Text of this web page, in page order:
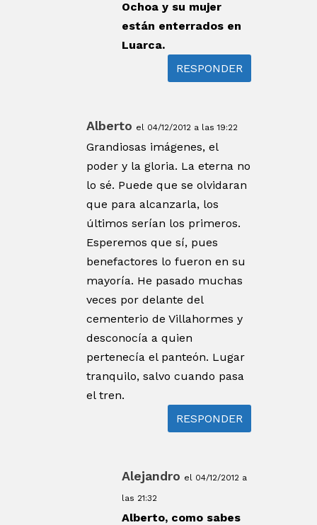
Ochoa y su mujer
están enterrados en
Luarca.
RESPONDER
Alberto el 04/12/2012 a las 19:22
Grandiosas imágenes, el
poder y la gloria. La eterna no
lo sé. Puede que se olvidaran
que para alcanzarla, los
últimos serían los primeros.
Esperemos que sí, pues
benefactores lo fueron en su
mayoría. He pasado muchas
veces por delante del
cementerio de Villahormes y
desconocía a quien
pertenecía el panteón. Lugar
tranquilo, salvo cuando pasa
el tren.
RESPONDER
Alejandro el 04/12/2012 a
las 21:32
Alberto, como sabes